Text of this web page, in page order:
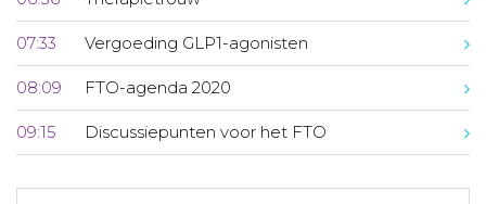
07:33 Vergoeding GLP1-agonisten
08:09 FTO-agenda 2020
09:15 Discussiepunten voor het FTO